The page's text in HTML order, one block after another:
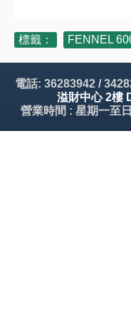
標籤： FENNEL
電話: 36283942 /
溢財中心 2樓
營業時間 : 星期一至